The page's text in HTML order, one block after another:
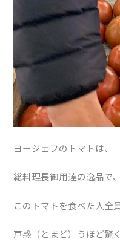
ヨージェフのトマトは、
総料理長御用達の逸品で、
このトマトを食べた人全員
戸惑（とまど）うほど驚